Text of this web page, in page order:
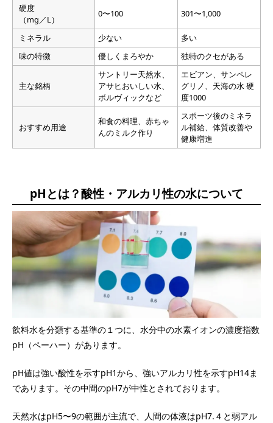
硬度
（mg／L）
0〜100 301〜1,000
ミネラル 少ない
多い
味の特徴
優しくまろやか 独特のクセがある
主な銘柄
サントリー天然水、
アサヒおいしい水、
ボルヴィックなど
エビアン、サンペレ
グリノ、天海の水 硬
度1000
おすすめ用途
和食の料理、赤ちゃ
んのミルク作り
スポーツ後のミネラ
ル補給、体質改善や
健康増進
pHとは？酸性・アルカリ性の水について
飲料水を分類する基準の１つに、水分中の水素イオンの濃度指数
pH（ペーハー）があります。
pH値は強い酸性を示すpH1から、強いアルカリ性を示すpH14ま
であります。その中間のpH7が中性とされております。
天然水はpH5〜9の範囲が主流で、人間の体液はpH7.４と弱アル